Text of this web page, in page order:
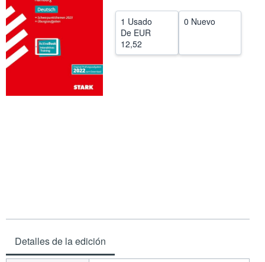
Ayuda
CERRAR
1 Usado
De EUR
12,52
0 Nuevo
Detalles de la edición